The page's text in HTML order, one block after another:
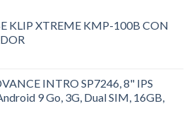
KLIP XTREME KMP-100B CON
INTRO SP7246, 8" IPS
9 Go, 3G, Dual SIM, 16GB,